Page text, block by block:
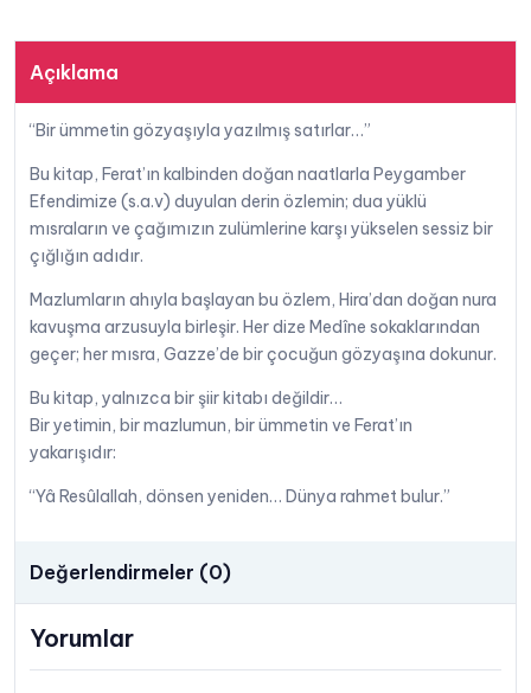
Açıklama
“Bir ümmetin gözyaşıyla yazılmış satırlar…”
Bu kitap, Ferat’ın kalbinden doğan naatlarla Peygamber
Efendimize (s.a.v) duyulan derin özlemin; dua yüklü
mısraların ve çağımızın zulümlerine karşı yükselen sessiz bir
çığlığın adıdır.
Mazlumların ahıyla başlayan bu özlem, Hira’dan doğan nura
kavuşma arzusuyla birleşir. Her dize Medîne sokaklarından
geçer; her mısra, Gazze’de bir çocuğun gözyaşına dokunur.
Bu kitap, yalnızca bir şiir kitabı değildir…
Bir yetimin, bir mazlumun, bir ümmetin ve Ferat’ın
yakarışıdır:
“Yâ Resûlallah, dönsen yeniden… Dünya rahmet bulur.”
Değerlendirmeler (0)
Yorumlar